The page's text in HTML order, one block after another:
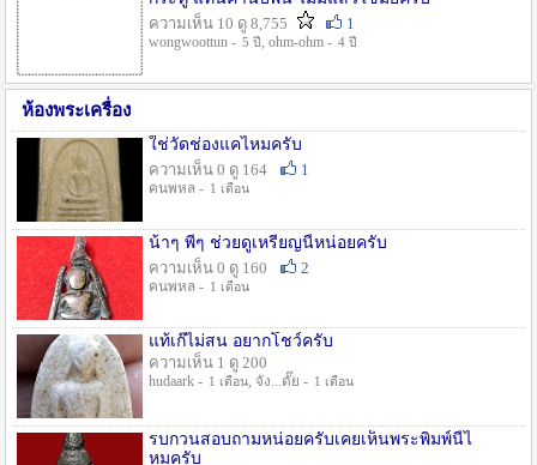
ความเห็น 10 ดู 8,755
1
wongwoottun - 5 ปี , ohm-ohm - 4 ปี
ห้องพระเครื่อง
ใช่วัดช่องแคไหมครับ
ความเห็น 0 ดู 164
1
คนพหล - 1 เดือน
น้าๆ พี่ๆ ช่วยดูเหรียญนี้หน่อยครับ
ความเห็น 0 ดู 160
2
คนพหล - 1 เดือน
แท้เก๊ไม่สน อยากโชว์ครับ
ความเห็น 1 ดู 200
hudaark - 1 เดือน, จัง...ดั๊ย - 1 เดือน
รบกวนสอบถามหน่อยครับเคยเห็นพระพิมพ์นี้ไ
หมครับ